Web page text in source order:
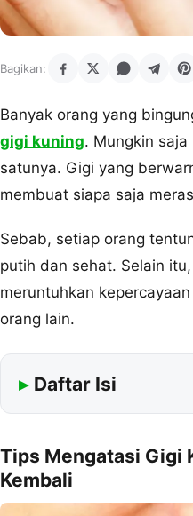
Bagikan:
Banyak orang yang
gigi kuning. Mungkin
satunya. Gigi yang
membuat siapa saja
Sebab, setiap orang
putih dan sehat. Selain
meruntuhkan
orang lain.
Daftar Isi
Tips Mengatasi Gigi
Kembali